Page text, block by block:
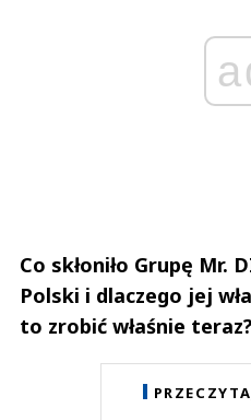
Co skłoniło Grupę Mr.
Polski i dlaczego jej
to zrobić właśnie teraz?